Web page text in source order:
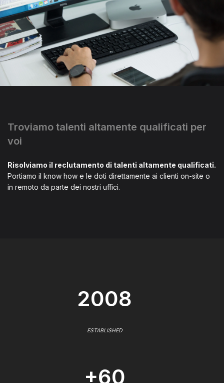
Troviamo talenti altamente qualificati per
voi
Risolviamo il reclutamento di talenti altamente qualificati.
Portiamo il know how e le doti direttamente ai clienti on-site o
in remoto da parte dei nostri uffici.
2008
ESTABLISHED
+60